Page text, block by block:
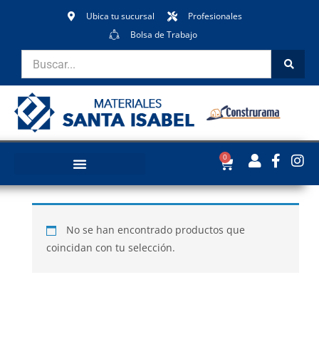
Ubica tu sucursal
Profesionales
Bolsa de Trabajo
0
No se han encontrado productos que
coincidan con tu selección.